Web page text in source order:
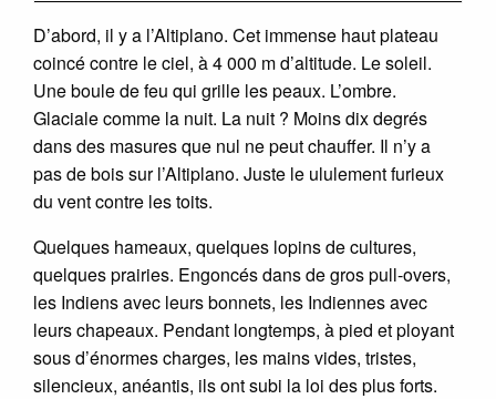
D’abord, il y a l’Altiplano. Cet immense haut plateau
coincé contre le ciel, à 4 000 m d’altitude. Le soleil.
Une boule de feu qui grille les peaux. L’ombre.
Glaciale comme la nuit. La nuit ? Moins dix degrés
dans des masures que nul ne peut chauffer. Il n’y a
pas de bois sur l’Altiplano. Juste le ululement furieux
du vent contre les toits.
Quelques hameaux, quelques lopins de cultures,
quelques prairies. Engoncés dans de gros pull-overs,
les Indiens avec leurs bonnets, les Indiennes avec
leurs chapeaux. Pendant longtemps, à pied et ployant
sous d’énormes charges, les mains vides, tristes,
silencieux, anéantis, ils ont subi la loi des plus forts.